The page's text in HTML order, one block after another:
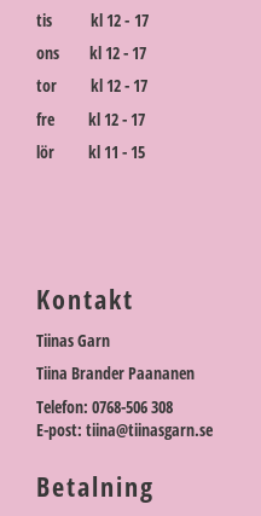
tis kl 12 - 17
ons kl 12 - 17
tor kl 12 - 17
fre kl 12 - 17
lör kl 11 - 15
Kontakt
Tiinas Garn
Tiina Brander Paananen
Telefon: 0768-506 308
E-post: tiina@tiinasgarn.se
Betalning